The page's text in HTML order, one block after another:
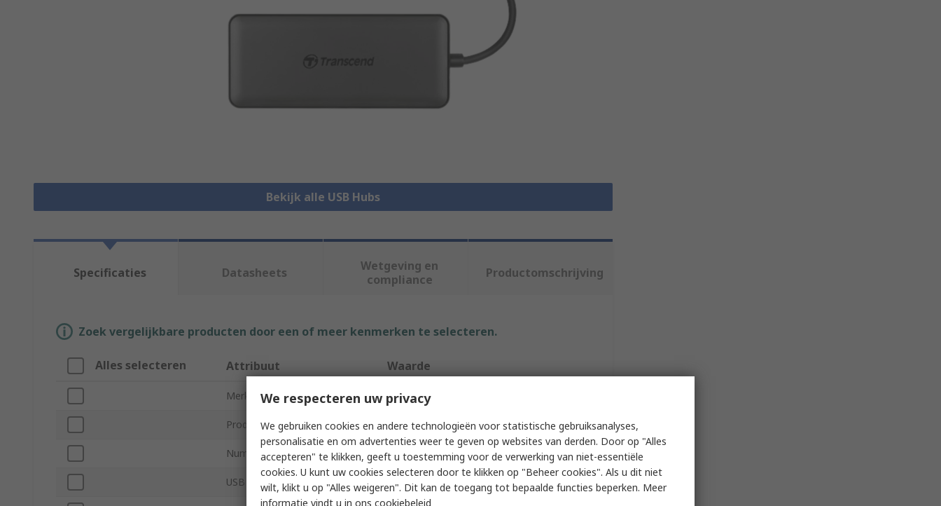
Bekijk alle USB Hubs
Specificaties Datasheets
Wetgeving en
compliance
Productomschrijving
Zoek vergelijkbare producten door een of meer kenmerken te selecteren.
Alles selecteren Attribuut Waarde
Merk Transcend
Product Type USB Hub
Number of USB Ports 4
USB Specification USB 3.1
We respecteren uw privacy
We gebruiken cookies en andere technologieën voor statistische gebruiksanalyses,
personalisatie en om advertenties weer te geven op websites van derden. Door op "Alles
accepteren" te klikken, geeft u toestemming voor de verwerking van niet-essentiële
cookies. U kunt uw cookies selecteren door te klikken op "Beheer cookies". Als u dit niet
wilt, klikt u op "Alles weigeren". Dit kan de toegang tot bepaalde functies beperken. Meer
informatie vindt u in ons cookiebeleid